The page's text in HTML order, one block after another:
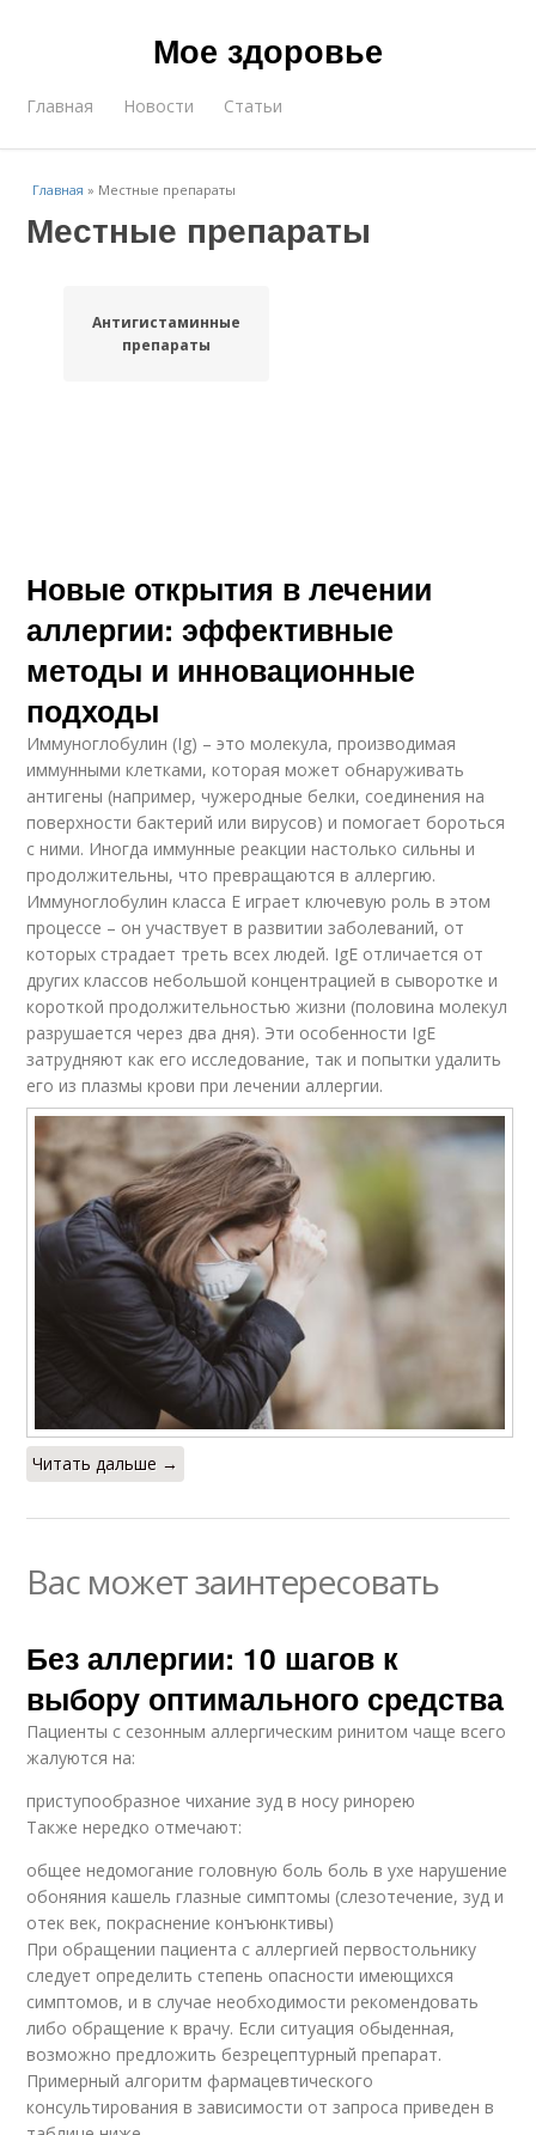
Мое здоровье
Главная Новости Статьи
Главная » Местные препараты
Местные препараты
Антигистаминные
препараты
Новые открытия в лечении
аллергии: эффективные
методы и инновационные
подходы
Иммуноглобулин (Ig) – это молекула, производимая
иммунными клетками, которая может обнаруживать
антигены (например, чужеродные белки, соединения на
поверхности бактерий или вирусов) и помогает бороться
с ними. Иногда иммунные реакции настолько сильны и
продолжительны, что превращаются в аллергию.
Иммуноглобулин класса Е играет ключевую роль в этом
процессе – он участвует в развитии заболеваний, от
которых страдает треть всех людей. IgE отличается от
других классов небольшой концентрацией в сыворотке и
короткой продолжительностью жизни (половина молекул
разрушается через два дня). Эти особенности IgE
затрудняют как его исследование, так и попытки удалить
его из плазмы крови при лечении аллергии.
Читать дальше →
Вас может заинтересовать
Без аллергии: 10 шагов к
выбору оптимального средства
Пациенты с сезонным аллергическим ринитом чаще всего
жалуются на:
приступообразное чихание зуд в носу ринорею
Также нередко отмечают:
общее недомогание головную боль боль в ухе нарушение
обоняния кашель глазные симптомы (слезотечение, зуд и
отек век, покраснение конъюнктивы)
При обращении пациента с аллергией первостольнику
следует определить степень опасности имеющихся
симптомов, и в случае необходимости рекомендовать
либо обращение к врачу. Если ситуация обыденная,
возможно предложить безрецептурный препарат.
Примерный алгоритм фармацевтического
консультирования в зависимости от запроса приведен в